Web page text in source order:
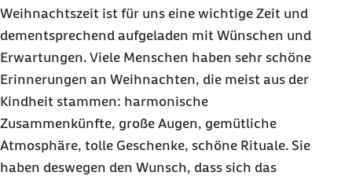
Weihnachtszeit ist für uns eine wichtige Zeit und
dementsprechend aufgeladen mit Wünschen und
Erwartungen. Viele Menschen haben sehr schöne
Erinnerungen an Weihnachten, die meist aus der
Kindheit stammen: harmonische
Zusammenkünfte, große Augen, gemütliche
Atmosphäre, tolle Geschenke, schöne Rituale. Sie
haben deswegen den Wunsch, dass sich das